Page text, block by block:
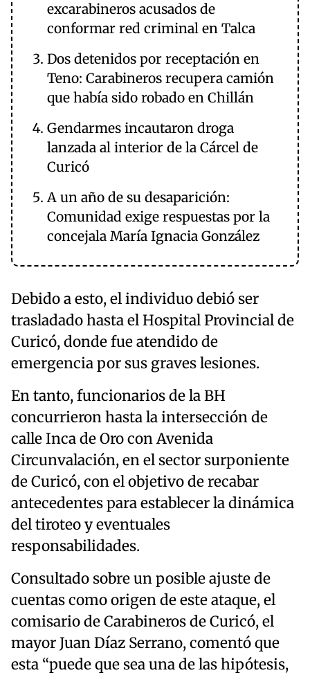
excarabineros acusados de
conformar red criminal en Talca
Dos detenidos por receptación en
Teno: Carabineros recupera camión
que había sido robado en Chillán
Gendarmes incautaron droga
lanzada al interior de la Cárcel de
Curicó
A un año de su desaparición:
Comunidad exige respuestas por la
concejala María Ignacia González
Debido a esto, el individuo debió ser
trasladado hasta el Hospital Provincial de
Curicó, donde fue atendido de
emergencia por sus graves lesiones.
En tanto, funcionarios de la BH
concurrieron hasta la intersección de
calle Inca de Oro con Avenida
Circunvalación, en el sector surponiente
de Curicó, con el objetivo de recabar
antecedentes para establecer la dinámica
del tiroteo y eventuales
responsabilidades.
Consultado sobre un posible ajuste de
cuentas como origen de este ataque, el
comisario de Carabineros de Curicó, el
mayor Juan Díaz Serrano, comentó que
esta “puede que sea una de las hipótesis,